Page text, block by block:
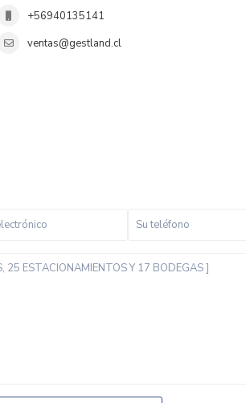
+56940135141
ventas@gestland.cl